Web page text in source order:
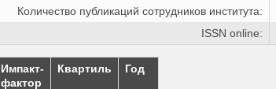
Количество публикаций сотрудников института:
ISSN online:
Импакт-
фактор
Квартиль Год